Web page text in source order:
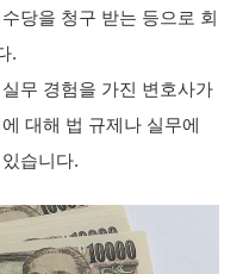
당을 청구 받는 등으로 회
.
무 경험을 가진 변호사가
대해 법 규제나 실무에
습니다.